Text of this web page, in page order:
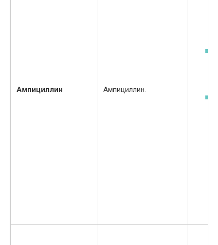
Ампициллин Ампициллин.